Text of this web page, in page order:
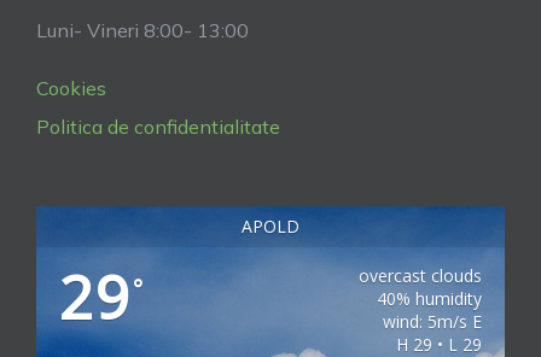
Luni- Vineri 8:00- 13:00
Cookies
Politica de confidentialitate
APOLD
29°
overcast clouds
40% humidity
wind: 5m/s E
H 29 • L 29